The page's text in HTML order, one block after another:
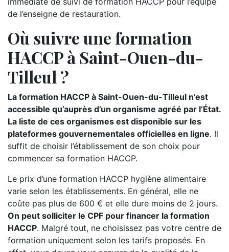
de l’enseigne de restauration.
Où suivre une formation
HACCP à Saint-Ouen-du-
Tilleul ?
La formation HACCP à Saint-Ouen-du-Tilleul n’est
accessible qu’auprès d’un organisme agréé par l’État.
La liste de ces organismes est disponible sur les
plateformes gouvernementales officielles en ligne. Il
suffit de choisir l’établissement de son choix pour
commencer sa formation HACCP.
Le prix d’une formation HACCP hygiène alimentaire
varie selon les établissements. En général, elle ne
coûte pas plus de 600 € et elle dure moins de 2 jours.
On peut solliciter le CPF pour financer la formation
HACCP. Malgré tout, ne choisissez pas votre centre de
formation uniquement selon les tarifs proposés. En